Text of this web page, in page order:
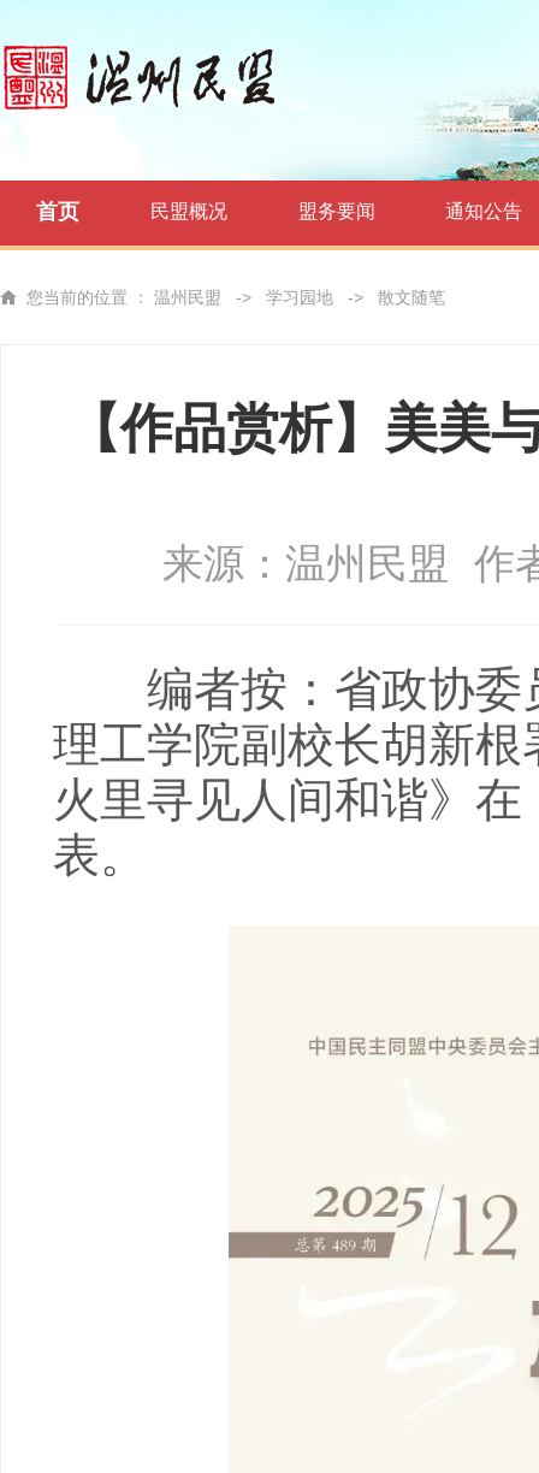
首页 民盟概况 盟务要闻 通知公告
您当前的位置 ： 温州民盟 -> 学习园地 -> 散文随笔
【作品赏析】美美
来源：温州民盟 作
编者按：省政协委
理工学院副校长胡新
火里寻见人间和谐》
表。